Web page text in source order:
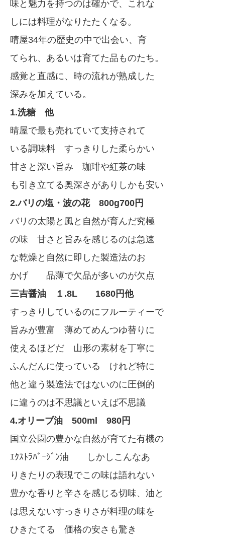
味と魅力を持つのは確かで、これな
しには料理がなりたたくなる。
晴屋34年の歴史の中で出会い、育
てられ、あるいは育てた品ものたち。
感覚と直感に、時の流れが熟成した
深みを加えている。
1.洗糖 他
晴屋で最も売れていて支持されて
いる調味料 すっきりした柔らかい
甘さと深い旨み 珈琲や紅茶の味
も引き立てる奥深さがありしかも安い
2.バリの塩・波の花 800g700円
バリの太陽と風と自然が育んだ究極
の味 甘さと旨みを感じるのは急速
な乾燥と自然に即した製造法のお
かげ 品薄で欠品が多いのが欠点
三吉醤油 １.8L 1680円他
すっきりしているのにフルーティーで
旨みが豊富 薄めてめんつゆ替りに
使えるほどだ 山形の素材を丁寧に
ふんだんに使っている けれど特に
他と違う製造法ではないのに圧倒的
に違うのは不思議といえば不思議
4.オリーブ油 500ml 980円
国立公園の豊かな自然が育てた有機の
ｴｸｽﾄﾗﾊﾞｰｼﾞﾝ油 しかしこんなあ
りきたりの表現でこの味は語れない
豊かな香りと辛さを感じる切味、油と
は思えないすっきりさが料理の味を
ひきたてる 価格の安さも驚き